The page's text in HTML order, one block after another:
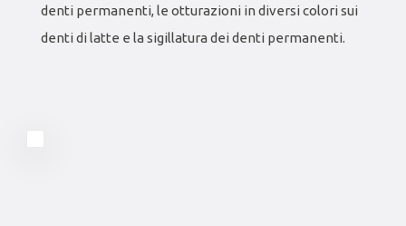
denti permanenti, le otturazioni in diversi colori sui
denti di latte e la sigillatura dei denti permanenti.